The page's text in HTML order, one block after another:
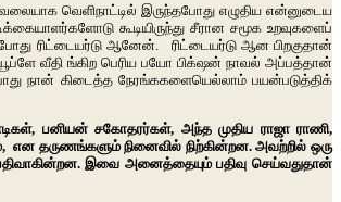
வெளிநாட்டில் இருந்தபோது எழுதிய என்னுடைய
கூடியிருந்து சீரான சமூக உறவுகளைப்
ரிட்டையர்டு ஆனேன். ரிட்டையர்டு ஆன பிறகுதான்
வீதி ங்கிற பெரிய பயோ பிக்‌ஷன் நாவல் அப்பத்தான்
நான் கிடைத்த நேரங்ககளையெல்லாம் பயன்படுத்திக்
பனியன் சகோதரர்கள், அந்த முதிய ராஜா ராணி,
என தருணங்களும் நினைவில் நிற்கின்றன. அவற்றில் ஒரு
இவை அனைத்தையும் பதிவு செய்வதுதான்